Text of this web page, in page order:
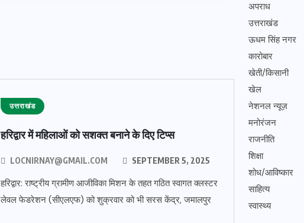
उत्तराखंड
हरिद्वार में महिलाओं को सशक्त बनाने के दिए टिप्स
LOCNIRNAY@GMAIL.COM SEPTEMBER 5, 2025
हरिद्वार: राष्ट्रीय ग्रामीण आजीविका मिशन के तहत गठित स्वागत क्लस्टर
लेवल फेडरेशन (सीएलएफ) को शुक्रवार को भी सरस केंद्र, जमालपुर
अपराध
उत्तराखंड
ऊधम सिंह नगर
कारोबार
खेती/किसानी
खेल
नेशनल न्यूज़
मनोरंजन
राजनीति
शिक्षा
शोध/आविष्कार
साहित्य
स्वास्थ्य